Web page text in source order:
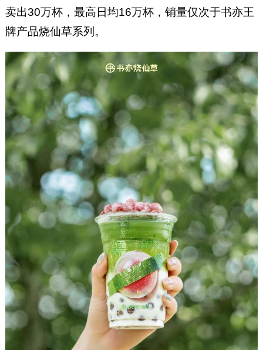
卖出30万杯，最高日均16万杯，销量仅次于书亦王
牌产品烧仙草系列。